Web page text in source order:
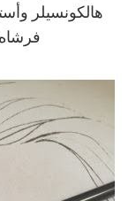
هالكونسيلر